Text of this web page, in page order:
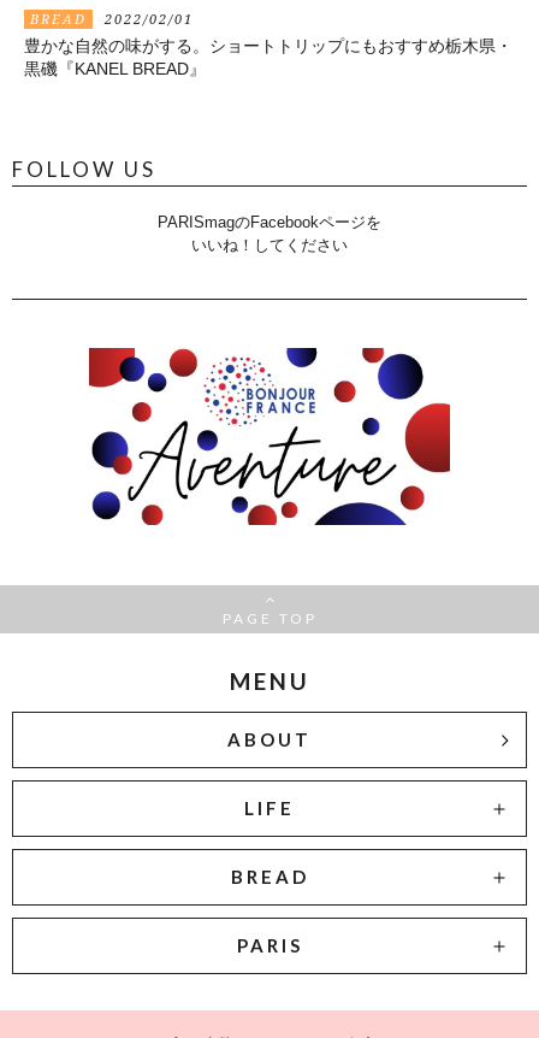
BREAD 2022/02/01
豊かな自然の味がする。ショートトリップにもおすすめ栃木県・
黒磯『KANEL BREAD』
FOLLOW US
PARISmagのFacebookページを
いいね！してください
PAGE TOP
MENU
ABOUT
LIFE
BREAD
PARIS